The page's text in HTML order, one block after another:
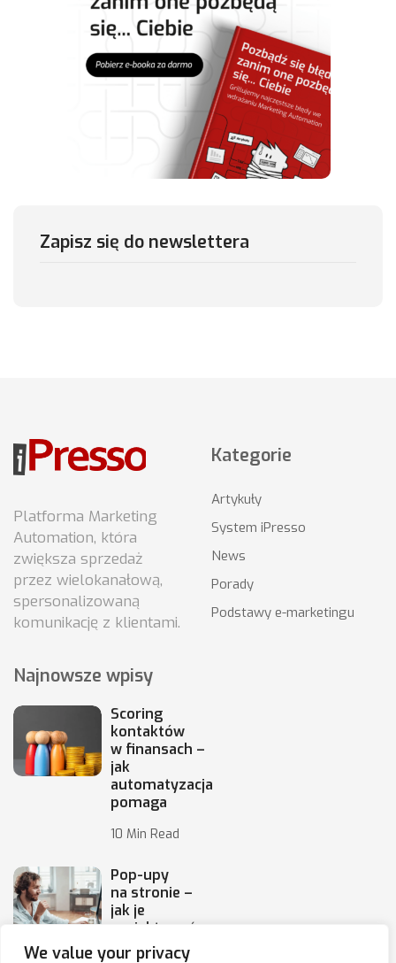
We value your privacy
Zapisz się do newslettera
Platforma Marketing
Automation, która
zwiększa sprzedaż
przez wielokanałową,
spersonalizowaną
komunikację z klientami.
Kategorie
Artykuły
System iPresso
News
Porady
Podstawy e-marketingu
Najnowsze wpisy
Scoring
kontaktów
w finansach –
jak
automatyzacja
pomaga
10 Min Read
Pop-upy
na stronie –
jak je
projektować,
by